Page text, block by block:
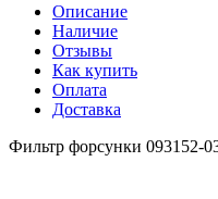
Описание
Наличие
Отзывы
Как купить
Оплата
Доставка
Фильтр форсунки 093152-